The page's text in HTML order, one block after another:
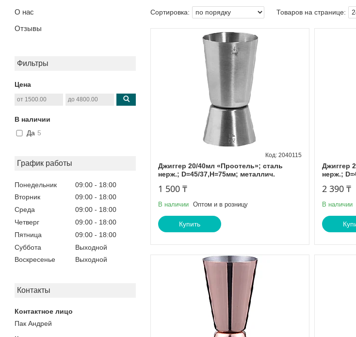
О нас
Отзывы
Фильтры
Цена
В наличии
Да 5
График работы
Понедельник 09:00
18:00
Вторник
09:00
18:00
Среда
09:00
18:00
Четверг
09:00
18:00
Пятница
09:00
18:00
Суббота
Выходной
Воскресенье
Выходной
Контакты
Пак Андрей
Джиггер 20/40мл «Проотель»; сталь
нерж.; D=45/37,H=75мм; металлич.
2040115
1 500 ₸
В наличии Оптом и в розницу
Купить
Джиггер
нерж.;
2 390 ₸
В наличии